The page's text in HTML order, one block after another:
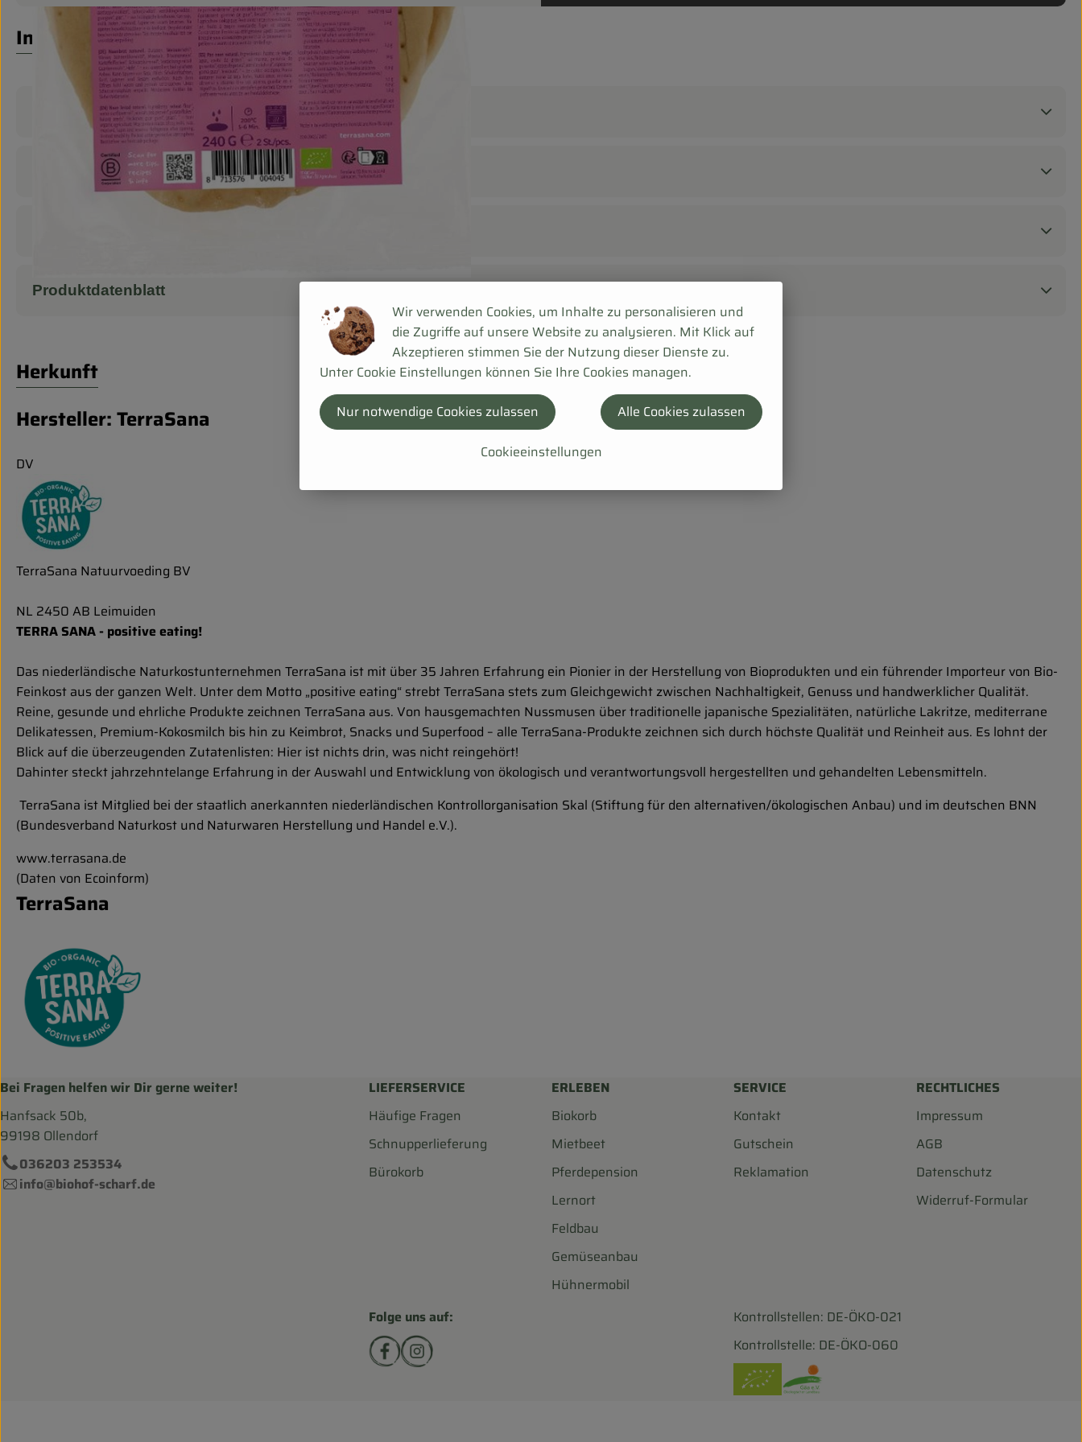
Info
Produktinformationen
Produktdatenblatt
Herkunft
Hersteller: TerraSana
DV
TerraSana Natuurvoeding BV
NL 2450 AB Leimuiden
TERRA SANA - positive eating!
Das niederländische Naturkostunternehmen TerraSana ist mit über 35 Jahren Erfahrung ein Pionier in der Herstellung von Bioprodukten und ein führender Importeur von Bio-
Feinkost aus der ganzen Welt. Unter dem Motto „positive eating“ strebt TerraSana stets zum Gleichgewicht zwischen Nachhaltigkeit, Genuss und handwerklicher Qualität.
Reine, gesunde und ehrliche Produkte zeichnen TerraSana aus. Von hausgemachten Nussmusen über traditionelle japanische Spezialitäten, natürliche Lakritze, mediterrane
Delikatessen, Premium-Kokosmilch bis hin zu Keimbrot, Snacks und Superfood – alle TerraSana-Produkte zeichnen sich durch höchste Qualität und Reinheit aus. Es lohnt der
Blick auf die überzeugenden Zutatenlisten: Hier ist nichts drin, was nicht reingehört!
Dahinter steckt jahrzehntelange Erfahrung in der Auswahl und Entwicklung von ökologisch und verantwortungsvoll hergestellten und gehandelten Lebensmitteln.
TerraSana ist Mitglied bei der staatlich anerkannten niederländischen Kontrollorganisation Skal (Stiftung für den alternativen/ökologischen Anbau) und im deutschen BNN
(Bundesverband Naturkost und Naturwaren Herstellung und Handel e.V.).
www.terrasana.de
(Daten von Ecoinform)
TerraSana
Bei Fragen helfen wir Dir gerne weiter!
Hanfsack 50b,
99198 Ollendorf
036203 253534
info@biohof-scharf.de
LIEFERSERVICE
Häufige Fragen
Schnupperlieferung
Bürokorb
ERLEBEN
Biokorb
Mietbeet
Pferdepension
Lernort
Feldbau
Gemüseanbau
Hühnermobil
SERVICE
Kontakt
Gutschein
Reklamation
RECHTLICHES
Impressum
AGB
Datenschutz
Widerruf-Formular
Folge uns auf:
Externer Link zu https://www.facebook.com/biohofscharf/
Externer Link zu https://www.instagram.com/biohofscharf/?hl=de
Kontrollstellen: DE-ÖKO-021
Kontrollstelle: DE-ÖKO-060
Wir verwenden Cookies, um Inhalte zu personalisieren und
die Zugriffe auf unsere Website zu analysieren. Mit Klick auf
Akzeptieren stimmen Sie der Nutzung dieser Dienste zu.
Unter Cookie Einstellungen können Sie Ihre Cookies managen.
Cookieeinstellungen
Nur notwendige Cookies zulassen Alle Cookies zulassen